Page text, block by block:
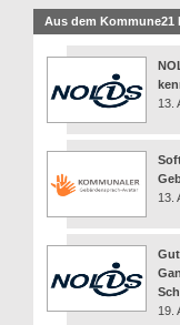
Aus dem Kommune21
13.
13.
19.